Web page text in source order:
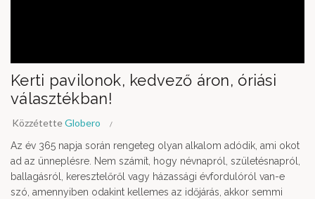
Kerti pavilonok, kedvező áron, óriási
választékban!
KözzétetteGlobero
Az év 365 napja során rengeteg olyan alkalom adódik, ami okot
ad az ünneplésre. Nem számít, hogy névnapról, születésnapról,
ballagásról, keresztelőről vagy házassági évfordulóról van-e
szó, amennyiben odakint kellemes az időjárás, akkor semmi